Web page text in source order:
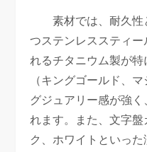
素材では、耐久
つステンレススティ
れるチタニウム製が
（キングゴールド、
グジュアリー感が強
れます。また、文字
ク、ホワイトといった